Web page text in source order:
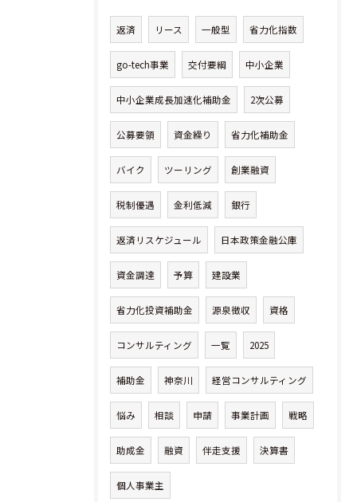
返済 リース 一般型 省力化指数
go-tech事業 交付要綱 中小企業
中小企業成長加速化補助金 2次公募
公募要領 資金繰り 省力化補助金
バイク ツーリング 創業融資
税制優遇 金利低減 銀行
返済リスケジュール 日本政策金融公庫
資金調達 予算 建設業
省力化投資補助金 源泉徴収 資格
コンサルティング 一覧 2025
補助金 神奈川 経営コンサルティング
悩み 相談 申請 事業計画 戦略
助成金 融資 伴走支援 決算書
個人事業主